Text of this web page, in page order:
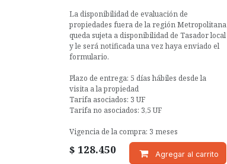
La disponibilidad de evaluación de
propiedades fuera de la región Metropolitana
queda sujeta a disponibilidad de Tasador local
y le será notificada una vez haya enviado el
formulario.
Plazo de entrega: 5 días hábiles desde la
visita a la propiedad
Tarifa asociados: 3 UF
Tarifa no asociados: 3,5 UF
Vigencia de la compra: 3 meses
$ 128.450 Agregar al carrito